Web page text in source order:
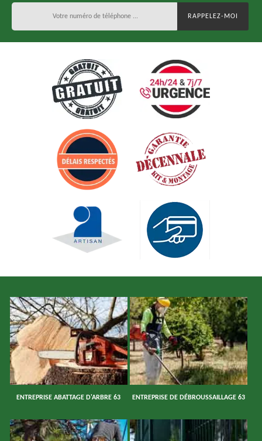
ENTREPRISE ABATTAGE D'ARBRE 63 ENTREPRISE DE DÉBROUSSAILLAGE 63